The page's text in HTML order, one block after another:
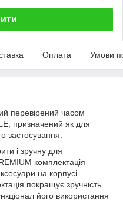
Оплата Умови
перевірений часом
призначений як для
застосування.
і зручну для
комплектація
на корпусі
покращує зручність
його використання